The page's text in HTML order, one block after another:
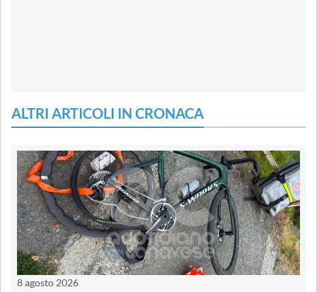
ALTRI ARTICOLI IN CRONACA
8 agosto 2026